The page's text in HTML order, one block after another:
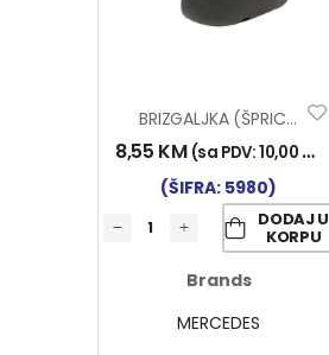
BRIZGALJKA (ŠPRICA) ZA BRISAČE MERCEDES LIJEVA
8,55 KM (sa PDV:10,00 KM
(ŠIFRA: 5980)
DODAJ U
KORPU
Brands
MERCEDES